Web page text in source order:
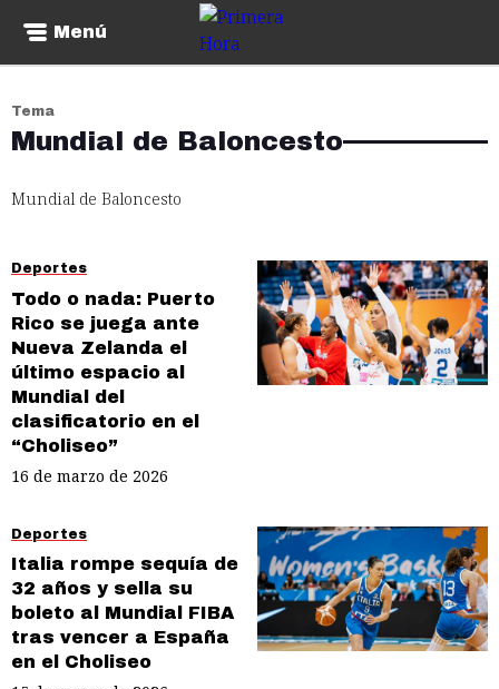
Menú
Tema
Mundial de Baloncesto
Mundial de Baloncesto
Deportes
Todo o nada: Puerto
Rico se juega ante
Nueva Zelanda el
último espacio al
Mundial del
clasificatorio en el
“Choliseo”
16 de marzo de 2026
Deportes
Italia rompe sequía de
32 años y sella su
boleto al Mundial FIBA
tras vencer a España
en el Choliseo